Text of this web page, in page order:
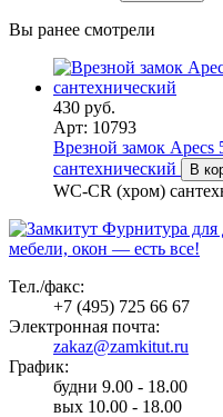
Вы ранее смотрели
430 руб.
Арт: 10793
Врезной замок
сантехнический
В
WC-CR (хром)
Фурнитура для
мебели, окон — есть все!
Тел./факс:
+7 (495) 725 66 67
Электронная почта:
zakaz@zamkitut.ru
График:
будни 9.00 - 18.00
вых 10.00 - 18.00